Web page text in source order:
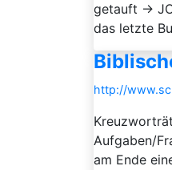
getauft →
das letzte
http://
Aufgaben/
am Ende